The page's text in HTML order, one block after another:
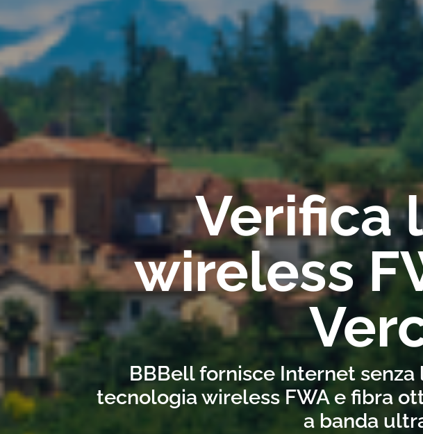
Verifica
wireless
BBBell fornisce Internet
tecnologia wireless FWA e fibra
a banda